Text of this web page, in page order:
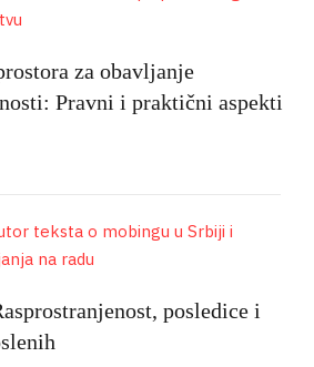
za obavljanje
Pravni i praktični aspekti
posledice i